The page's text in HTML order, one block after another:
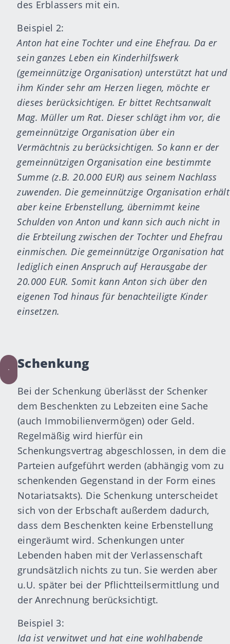
des Erblassers mit ein.
Beispiel 2:
Anton hat eine Tochter und eine Ehefrau. Da er
sein ganzes Leben ein Kinderhilfswerk
(gemeinnützige Organisation) unterstützt hat und
ihm Kinder sehr am Herzen liegen, möchte er
dieses berücksichtigen. Er bittet Rechtsanwalt
Mag. Müller um Rat. Dieser schlägt ihm vor, die
gemeinnützige Organisation über ein
Vermächtnis zu berücksichtigen. So kann er der
gemeinnützigen Organisation eine bestimmte
Summe (z.B. 20.000 EUR) aus seinem Nachlass
zuwenden. Die gemeinnützige Organisation erhält
aber keine Erbenstellung, übernimmt keine
Schulden von Anton und kann sich auch nicht in
die Erbteilung zwischen der Tochter und Ehefrau
einmischen. Die gemeinnützige Organisation hat
lediglich einen Anspruch auf Herausgabe der
20.000 EUR. Somit kann Anton sich über den
eigenen Tod hinaus für benachteiligte Kinder
einsetzen.
Schenkung
Bei der Schenkung überlässt der Schenker
dem Beschenkten zu Lebzeiten eine Sache
(auch Immobilienvermögen) oder Geld.
Regelmäßig wird hierfür ein
Schenkungsvertrag abgeschlossen, in dem die
Parteien aufgeführt werden (abhängig vom zu
schenkenden Gegenstand in der Form eines
Notariatsakts). Die Schenkung unterscheidet
sich von der Erbschaft außerdem dadurch,
dass dem Beschenkten keine Erbenstellung
eingeräumt wird. Schenkungen unter
Lebenden haben mit der Verlassenschaft
grundsätzlich nichts zu tun. Sie werden aber
u.U. später bei der Pflichtteilsermittlung und
der Anrechnung berücksichtigt.
Beispiel 3:
Ida ist verwitwet und hat eine wohlhabende